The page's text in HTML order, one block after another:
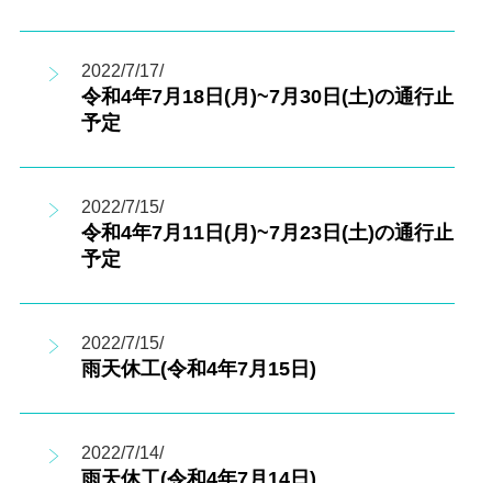
2022/7/17/
令和4年7月18日(月)~7月30日(土)の通行止
予定
2022/7/15/
令和4年7月11日(月)~7月23日(土)の通行止
予定
2022/7/15/
雨天休工(令和4年7月15日)
2022/7/14/